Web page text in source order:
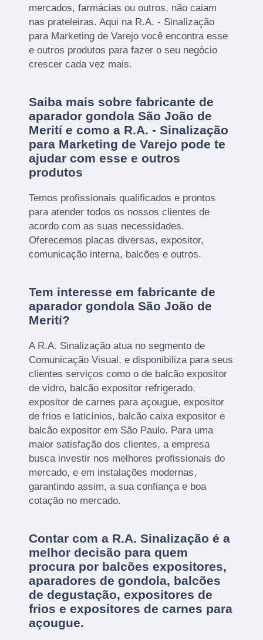
mercados, farmácias ou outros, não caiam
nas prateleiras. Aqui na R.A. - Sinalização
para Marketing de Varejo você encontra esse
e outros produtos para fazer o seu negócio
crescer cada vez mais.
Saiba mais sobre fabricante de
aparador gondola São João de
Merití e como a R.A. - Sinalização
para Marketing de Varejo pode te
ajudar com esse e outros
produtos
Temos profissionais qualificados e prontos
para atender todos os nossos clientes de
acordo com as suas necessidades.
Oferecemos placas diversas, expositor,
comunicação interna, balcões e outros.
Tem interesse em fabricante de
aparador gondola São João de
Merití?
A R.A. Sinalização atua no segmento de
Comunicação Visual, e disponibiliza para seus
clientes serviços como o de balcão expositor
de vidro, balcão expositor refrigerado,
expositor de carnes para açougue, expositor
de frios e laticínios, balcão caixa expositor e
balcão expositor em São Paulo. Para uma
maior satisfação dos clientes, a empresa
busca investir nos melhores profissionais do
mercado, e em instalações modernas,
garantindo assim, a sua confiança e boa
cotação no mercado.
Contar com a R.A. Sinalização é a
melhor decisão para quem
procura por balcões expositores,
aparadores de gondola, balcões
de degustação, expositores de
frios e expositores de carnes para
açougue.